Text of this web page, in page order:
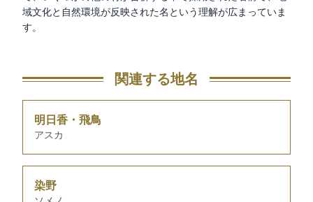
域文化と自然環境が反映された名という理解が広まっていま
す。
関連する地名
明日香・飛鳥
アスカ
染野